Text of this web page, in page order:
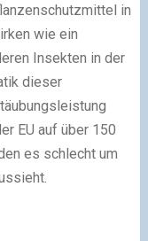
in
wie ein
Insekten in der
dieser
EU auf über 150
es schlecht um